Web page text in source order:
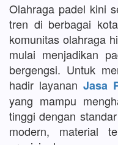
Olahraga padel kini
tren di berbagai
komunitas olahraga
mulai menjadikan
bergengsi. Untuk
hadir layanan Jasa
yang mampu
tinggi dengan
modern, material